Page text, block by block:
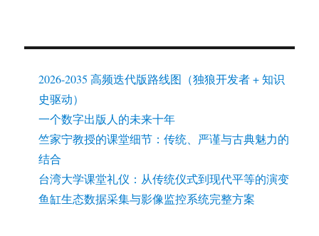
2026-2035 高频迭代版路线图（独狼开发者 + 知识
史驱动）
一个数字出版人的未来十年
竺家宁教授的课堂细节：传统、严谨与古典魅力的
结合
台湾大学课堂礼仪：从传统仪式到现代平等的演变
鱼缸生态数据采集与影像监控系统完整方案